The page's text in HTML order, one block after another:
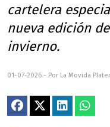
cartelera
nueva edición
invierno.
01-07-2026 - Por La Movida